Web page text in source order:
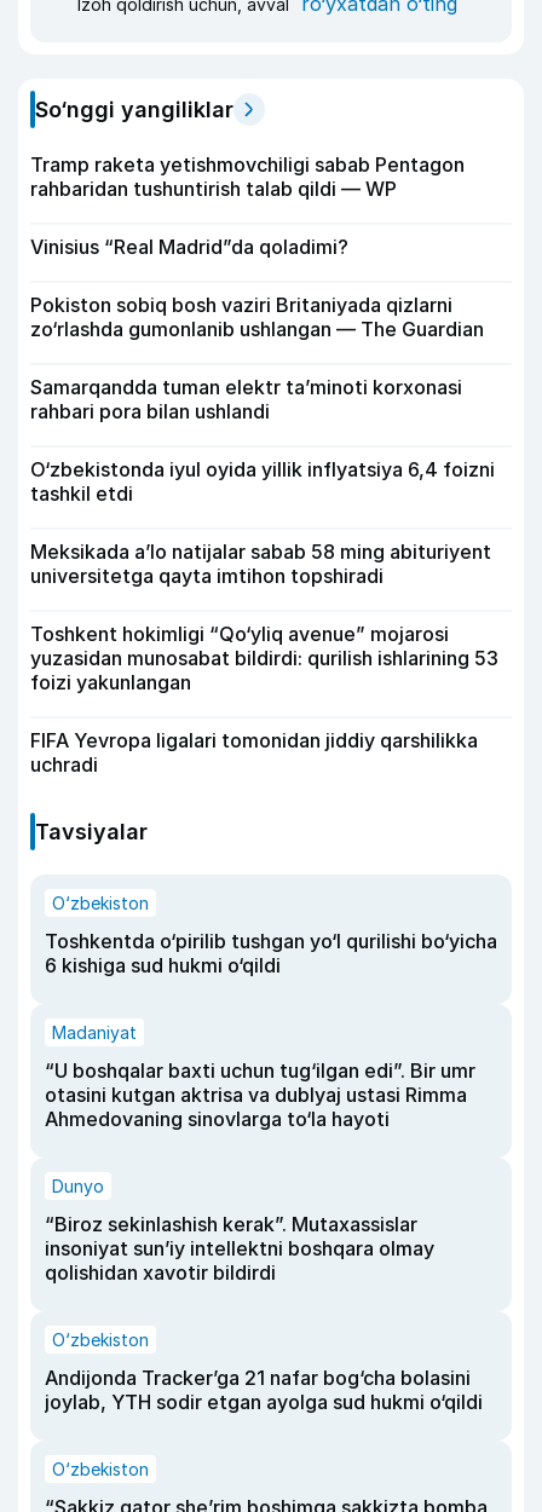
So‘nggi yangiliklar
Tramp raketa yetishmovchiligi sabab Pentagon
rahbaridan tushuntirish talab qildi — WP
Vinisius “Real Madrid”da qoladimi?
Pokiston sobiq bosh vaziri Britaniyada qizlarni
zo‘rlashda gumonlanib ushlangan — The Guardian
Samarqandda tuman elektr ta’minoti korxonasi
rahbari pora bilan ushlandi
O‘zbekistonda iyul oyida yillik inflyatsiya 6,4 foizni
tashkil etdi
Meksikada a’lo natijalar sabab 58 ming abituriyent
universitetga qayta imtihon topshiradi
Toshkent hokimligi “Qo‘yliq avenue” mojarosi
yuzasidan munosabat bildirdi: qurilish ishlarining 53
foizi yakunlangan
FIFA Yevropa ligalari tomonidan jiddiy qarshilikka
uchradi
Tavsiyalar
O‘zbekiston
Toshkentda o‘pirilib tushgan yo‘l qurilishi bo‘yicha
6 kishiga sud hukmi o‘qildi
Madaniyat
“U boshqalar baxti uchun tug‘ilgan edi”. Bir umr
otasini kutgan aktrisa va dublyaj ustasi Rimma
Ahmedovaning sinovlarga to‘la hayoti
Dunyo
“Biroz sekinlashish kerak”. Mutaxassislar
insoniyat sun’iy intellektni boshqara olmay
qolishidan xavotir bildirdi
O‘zbekiston
Andijonda Tracker’ga 21 nafar bog‘cha bolasini
joylab, YTH sodir etgan ayolga sud hukmi o‘qildi
O‘zbekiston
“Sakkiz qator she’rim boshimga sakkizta bomba